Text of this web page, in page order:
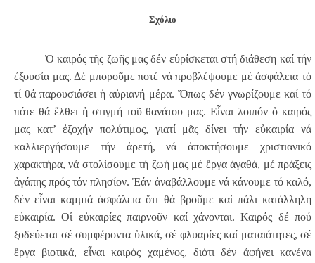
Σχόλιο
Ὁ καιρός τῆς ζωῆς μας δέν εὑρίσκεται στή διάθεση καί τήν
ἐξουσία μας. Δέ μποροῦμε ποτέ νά προβλέψουμε μέ ἀσφάλεια τό
τί θά παρουσιάσει ἡ αὐριανή μέρα. Ὅπως δέν γνωρίζουμε καί τό
πότε θά ἔλθει ἡ στιγμή τοῦ θανάτου μας. Εἶναι λοιπόν ὁ καιρός
μας κατ’ ἐξοχήν πολύτιμος, γιατί μᾶς δίνει τήν εὐκαιρία νά
καλλιεργήσουμε τήν ἀρετή, νά ἀποκτήσουμε χριστιανικό
χαρακτήρα, νά στολίσουμε τή ζωή μας μέ ἔργα ἀγαθά, μέ πράξεις
ἀγάπης πρός τόν πλησίον. Ἐάν ἀναβάλλουμε νά κάνουμε τό καλό,
δέν εἶναι καμμιά ἀσφάλεια ὅτι θά βροῦμε καί πάλι κατάλληλη
εὐκαιρία. Οἱ εὐκαιρίες παιρνοῦν καί χάνονται. Καιρός δέ πού
ξοδεύεται σέ συμφέροντα ὑλικά, σέ φλυαρίες καί ματαιότητες, σέ
ἔργα βιοτικά, εἶναι καιρός χαμένος, διότι δέν ἀφήνει κανένα